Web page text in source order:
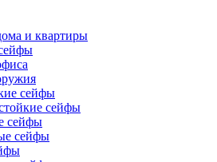
и квартиры
сейфы
сейфы
сейфы
сейфы